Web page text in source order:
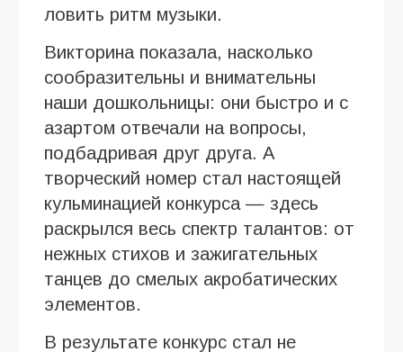
ловить ритм музыки.
Викторина показала, насколько
сообразительны и внимательны
наши дошкольницы: они быстро и с
азартом отвечали на вопросы,
подбадривая друг друга. А
творческий номер стал настоящей
кульминацией конкурса — здесь
раскрылся весь спектр талантов: от
нежных стихов и зажигательных
танцев до смелых акробатических
элементов.
В результате конкурс стал не